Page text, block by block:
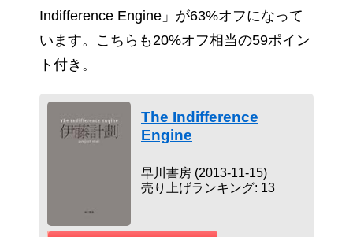
Indifference Engine」が63%オフになって
います。こちらも20%オフ相当の59ポイン
ト付き。
The Indifference
Engine
早川書房 (2013-11-15)
売り上げランキング: 13